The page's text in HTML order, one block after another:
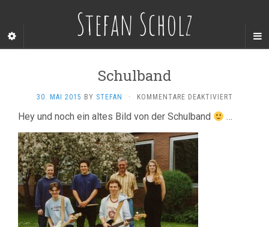
Stefan Scholz
Schulband
30. MAI 2015 BY STEFAN · KOMMENTARE DEAKTIVIERT
Hey und noch ein altes Bild von der Schulband …